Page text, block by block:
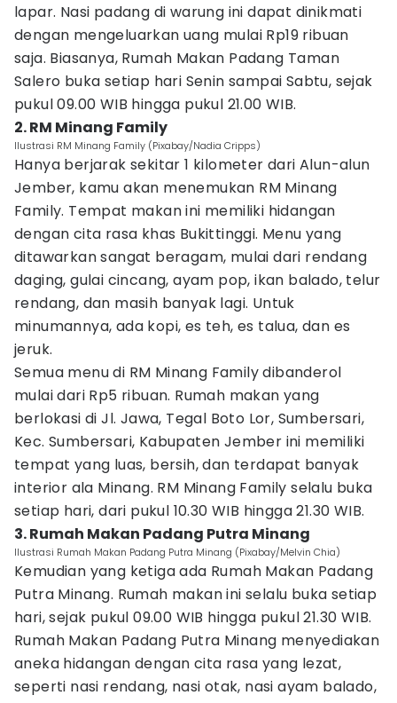
lapar. Nasi padang di warung ini dapat dinikmati
dengan mengeluarkan uang mulai Rp19 ribuan
saja. Biasanya, Rumah Makan Padang Taman
Salero buka setiap hari Senin sampai Sabtu, sejak
pukul 09.00 WIB hingga pukul 21.00 WIB.
2. RM Minang Family
Ilustrasi RM Minang Family (Pixabay/Nadia Cripps)
Hanya berjarak sekitar 1 kilometer dari Alun-alun
Jember, kamu akan menemukan RM Minang
Family. Tempat makan ini memiliki hidangan
dengan cita rasa khas Bukittinggi. Menu yang
ditawarkan sangat beragam, mulai dari rendang
daging, gulai cincang, ayam pop, ikan balado, telur
rendang, dan masih banyak lagi. Untuk
minumannya, ada kopi, es teh, es talua, dan es
jeruk.
Semua menu di RM Minang Family dibanderol
mulai dari Rp5 ribuan. Rumah makan yang
berlokasi di Jl. Jawa, Tegal Boto Lor, Sumbersari,
Kec. Sumbersari, Kabupaten Jember ini memiliki
tempat yang luas, bersih, dan terdapat banyak
interior ala Minang. RM Minang Family selalu buka
setiap hari, dari pukul 10.30 WIB hingga 21.30 WIB.
3. Rumah Makan Padang Putra Minang
Ilustrasi Rumah Makan Padang Putra Minang (Pixabay/Melvin Chia)
Kemudian yang ketiga ada Rumah Makan Padang
Putra Minang. Rumah makan ini selalu buka setiap
hari, sejak pukul 09.00 WIB hingga pukul 21.30 WIB.
Rumah Makan Padang Putra Minang menyediakan
aneka hidangan dengan cita rasa yang lezat,
seperti nasi rendang, nasi otak, nasi ayam balado,